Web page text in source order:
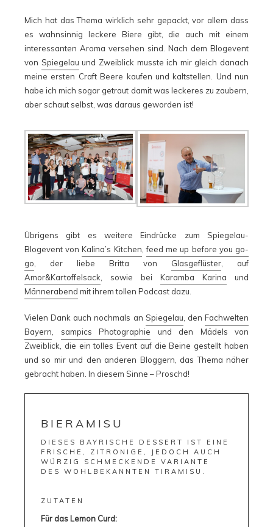
Mich hat das Thema wirklich sehr gepackt, vor allem dass
es wahnsinnig leckere Biere gibt, die auch mit einem
interessanten Aroma versehen sind. Nach dem Blogevent
von Spiegelau und Zweiblick musste ich mir gleich danach
meine ersten Craft Beere kaufen und kaltstellen. Und nun
habe ich mich sogar getraut damit was leckeres zu zaubern,
aber schaut selbst, was daraus geworden ist!
Übrigens gibt es weitere Eindrücke zum Spiegelau-
Blogevent vonKalina’s Kitchen,feed me up before you go-
go, der liebe Britta von Glasgeflüster, auf
Amor&Kartoffelsack, sowie bei Karamba Karina und
Männerabend mit ihrem tollen Podcast dazu.
Vielen Dank auch nochmals an Spiegelau, denFachwelten
Bayern, sampics Photographie und den Mädels von
Zweiblick, die ein tolles Event auf die Beine gestellt haben
und so mir und den anderen Bloggern, das Thema näher
gebracht haben. In diesem Sinne – Proschd!
BIERAMISU
DIESES BAYRISCHE DESSERT IST EINE
FRISCHE, ZITRONIGE, JEDOCH AUCH
WÜRZIG SCHMECKENDE VARIANTE
DES WOHLBEKANNTEN TIRAMISU.
ZUTATEN
Für das Lemon Curd: